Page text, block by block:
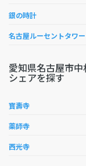
銀の時計
名古屋ルーセントタワー
愛知県名古屋市
シェアを探す
寳壽寺
薬師寺
西光寺